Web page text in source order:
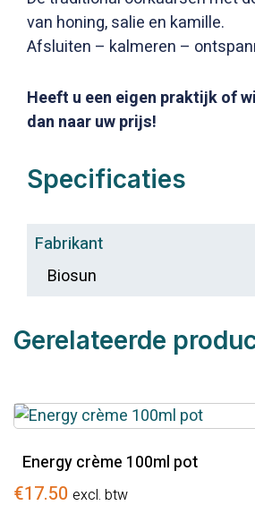
van honing, salie en kamille.
Afsluiten – kalmeren –
Heeft u een eigen praktijk of
dan naar uw prijs!
Specificaties
Fabrikant
Biosun
Gerelateerde
Energy crème 100ml pot
€17.50 excl. btw